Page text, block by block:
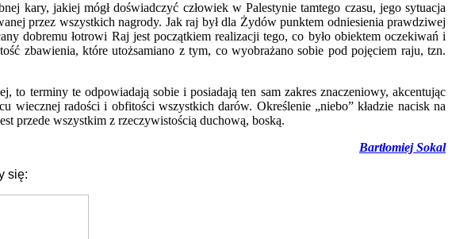
kary, jakiej mógł doświadczyć człowiek w Palestynie tamtego czasu, jego sytuacja
przez wszystkich nagrody. Jak raj był dla Żydów punktem odniesienia prawdziwej
dobremu łotrowi Raj jest początkiem realizacji tego, co było obiektem oczekiwań i
zbawienia, które utożsamiano z tym, co wyobrażano sobie pod pojęciem raju, tzn.
terminy te odpowiadają sobie i posiadają ten sam zakres znaczeniowy, akcentując
radości i obfitości wszystkich darów. Określenie „niebo” kładzie nacisk na
przede wszystkim z rzeczywistością duchową, boską.
Bartłomiej Sokal
się: